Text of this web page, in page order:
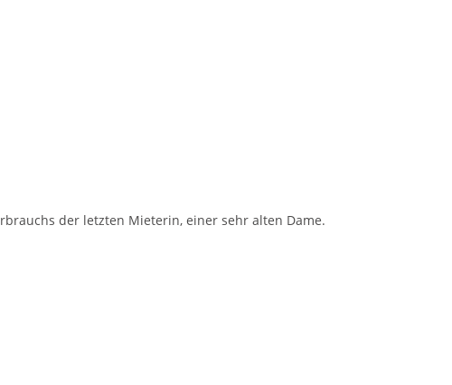
der letzten Mieterin, einer sehr alten Dame.